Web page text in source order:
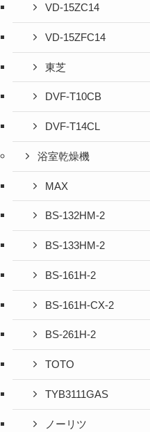
VD-15ZC14
VD-15ZFC14
東芝
DVF-T10CB
DVF-T14CL
浴室乾燥機
MAX
BS-132HM-2
BS-133HM-2
BS-161H-2
BS-161H-CX-2
BS-261H-2
TOTO
TYB3111GAS
ノーリツ